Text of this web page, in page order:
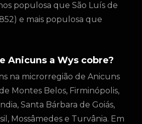
populosa que São Luís de
e mais populosa que
Anicuns a Wys cobre?
na microrregião de Anicuns
Montes Belos, Firminópolis,
Santa Bárbara de Goiás,
Mossâmedes e Turvânia. Em